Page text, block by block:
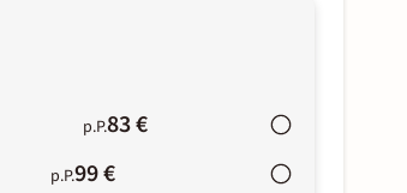
p.P.83 €
p.P.99 €